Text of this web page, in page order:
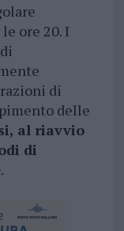
ore 20. I
di
delle
al riavvio
di
.